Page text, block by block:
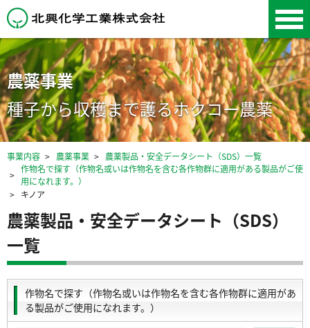
北興化学工業株式会
社
農薬事業
種子から収穫まで護るホクコー農薬
事業内容 農薬事業
農薬製品・安全データシート（SDS）一覧
作物名で探す（作物名或いは作物名を含む各作物群に適用がある製品がご使
用になれます。）
キノア
農薬製品・安全データシート（SDS）
一覧
作物名で探す（作物名或いは作物名を含む各作物群に適用があ
る製品がご使用になれます。）